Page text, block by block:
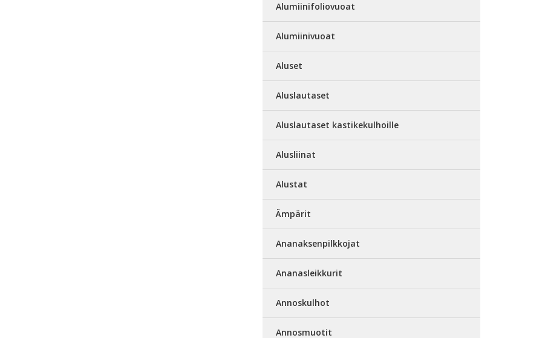
Alumiinifoliovuoat
Alumiinivuoat
Aluset
Aluslautaset
Aluslautaset kastikekulhoille
Alusliinat
Alustat
Ämpärit
Ananaksenpilkkojat
Ananasleikkurit
Annoskulhot
Annosmuotit